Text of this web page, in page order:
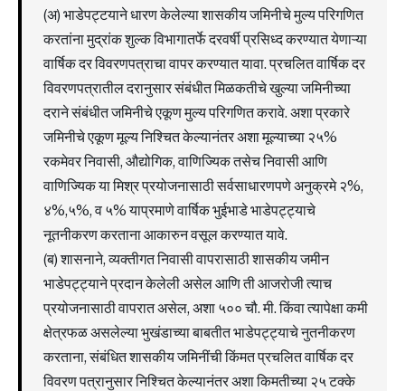
(अ) भाडेपट्टयाने धारण केलेल्या शासकीय जमिनीचे मुल्य परिगणित
करतांना मुद्रांक शुल्क विभागातर्फे दरवर्षी प्रसिध्द करण्यात येणाऱ्या
वार्षिक दर विवरणपत्राचा वापर करण्यात यावा. प्रचलित वार्षिक दर
विवरणपत्रातील दरानुसार संबंधीत मिळकतीचे खुल्या जमिनीच्या
दराने संबंधीत जमिनीचे एकूण मुल्य परिगणित करावे. अशा प्रकारे
जमिनीचे एकूण मूल्य निश्चित केल्यानंतर अशा मूल्याच्या २५%
रकमेवर निवासी, औद्योगिक, वाणिज्यिक तसेच निवासी आणि
वाणिज्यिक या मिश्र प्रयोजनासाठी सर्वसाधारणपणे अनुक्रमे २%,
४%,५%, व ५% याप्रमाणे वार्षिक भुईभाडे भाडेपट्ट्याचे
नूतनीकरण करताना आकारुन वसूल करण्यात यावे.
(ब) शासनाने, व्यक्तीगत निवासी वापरासाठी शासकीय जमीन
भाडेपट्ट्याने प्रदान केलेली असेल आणि ती आजरोजी त्याच
प्रयोजनासाठी वापरात असेल, अशा ५०० चौ. मी. किंवा त्यापेक्षा कमी
क्षेत्रफळ असलेल्या भुखंडाच्या बाबतीत भाडेपट्ट्याचे नुतनीकरण
करताना, संबंधित शासकीय जमिनींची किंमत प्रचलित वार्षिक दर
विवरण पत्रानुसार निश्चित केल्यानंतर अशा किमतीच्या २५ टक्के